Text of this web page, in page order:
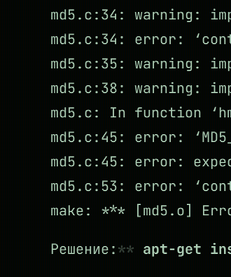
md5.c:34: warning:
md5.c:34: error:
md5.c:35: warning:
md5.c:38: warning:
md5.c: In function
md5.c:45: error:
md5.c:45: error:
md5.c:53: error:
make: *** [md5.o]
Решение: apt-get